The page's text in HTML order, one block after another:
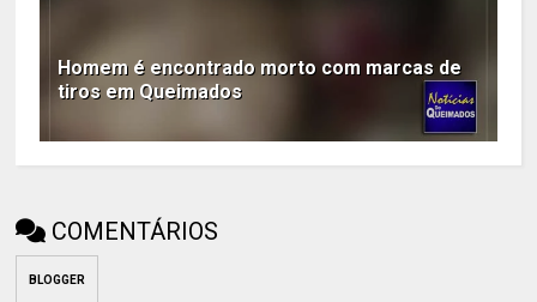
Homem é encontrado morto com marcas de
tiros em Queimados
COMENTÁRIOS
BLOGGER